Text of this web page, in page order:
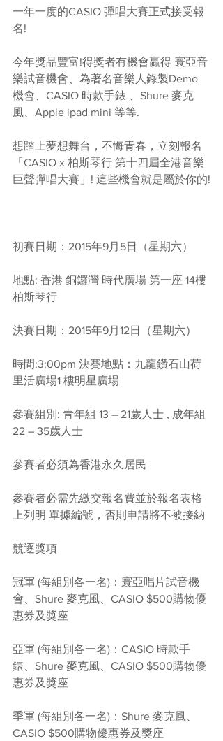
一年一度的CASIO 彈唱大賽正式接受報
名!
今年獎品豐富!得獎者有機會贏得 寰亞音
樂試音機會、為著名音樂人錄製Demo
機會、CASIO 時款手錶 、Shure 麥克
風、Apple ipad mini 等等.
想踏上夢想舞台，不悔青春，立刻報名
「CASIO x 柏斯琴行 第十四屆全港音樂
巨聲彈唱大賽」! 這些機會就是屬於你的!
初賽日期：2015年9月5日（星期六）
地點: 香港 銅鑼灣 時代廣場 第一座 14樓
柏斯琴行
決賽日期：2015年9月12日（星期六）
時間:3:00pm 決賽地點：九龍鑽石山荷
里活廣場1 樓明星廣場
參賽組別: 青年組 13 – 21歲人士 , 成年組
22 – 35歲人士
參賽者必須為香港永久居民
參賽者必需先繳交報名費並於報名表格
上列明 單據編號，否則申請將不被接納
競逐獎項
冠軍 (每組別各一名)：寰亞唱片試音機
會、Shure 麥克風、CASIO $500購物優
惠券及獎座
亞軍 (每組別各一名)：CASIO 時款手
錶、Shure 麥克風、CASIO $500購物優
惠券及獎座
季軍 (每組別各一名)：Shure 麥克風、
CASIO $500購物優惠券及獎座